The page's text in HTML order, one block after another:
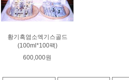
황기흑염소엑기스골드
(100ml*100팩)
600,000원